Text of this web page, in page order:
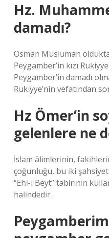
Hz.
damadı?
Osman Müslüman
Peygamber’in kızı
Peygamber’in damadı
Rukiyye’nin vefatından
Hz Ömer’in
gelenlere ne
İslam âlimlerinin,
çoğunluğu, bu iki
“Ehl-i Beyt” tabirinin
halindedir.